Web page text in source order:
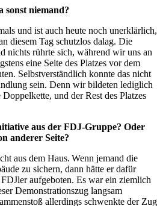
niemand?
und ist auch heute noch unerklärlich,
diesem Tag schutzlos dalag. Die
nichts rührte sich, während wir uns an
eine Seite des Platzes vor dem
Selbstverständlich konnte das nicht
sein. Denn wir bildeten lediglich
und der Rest des Platzes
aus der FDJ-Gruppe? Oder
anderer Seite?
aus dem Haus. Wenn jemand die
zu sichern, dann hätte er dafür
aufgeboten. Es war ein ziemlich
Demonstrationszug langsam
allerdings schwenkte der Zug